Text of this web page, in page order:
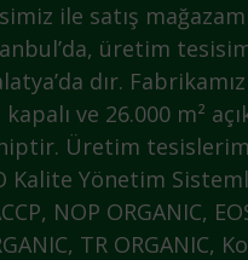
ile satış
üretim
dır.
kapalı ve 26.000 m²
Üretim
Kalite Yönetim
NOP ORGANIC,
TR ORGANIC,